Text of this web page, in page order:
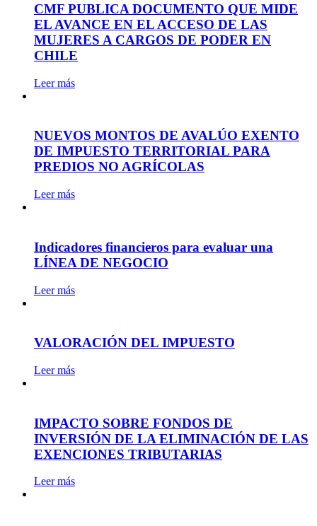
CMF PUBLICA DOCUMENTO QUE MIDE
EL AVANCE EN EL ACCESO DE LAS
MUJERES A CARGOS DE PODER EN
CHILE
Leer más
NUEVOS MONTOS DE AVALÚO EXENTO
DE IMPUESTO TERRITORIAL PARA
PREDIOS NO AGRÍCOLAS
Leer más
Indicadores financieros para evaluar una
LÍNEA DE NEGOCIO
Leer más
VALORACIÓN DEL IMPUESTO
Leer más
IMPACTO SOBRE FONDOS DE
INVERSIÓN DE LA ELIMINACIÓN DE LAS
EXENCIONES TRIBUTARIAS
Leer más